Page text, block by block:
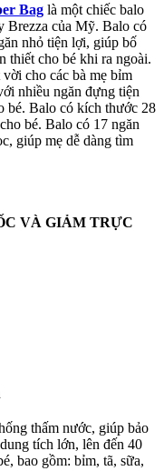
Bag là một chiếc balo
Brezza của Mỹ. Balo có
nhỏ tiện lợi, giúp bố
thiết cho bé khi ra ngoài.
cho các bà mẹ bỉm
nhiều ngăn đựng tiện
bé. Balo có kích thước 28
bé. Balo có 17 ngăn
giúp mẹ dễ dàng tìm
VÀ GIẢM TRỰC
thấm nước, giúp bảo
tích lớn, lên đến 40
bao gồm: bỉm, tã, sữa,